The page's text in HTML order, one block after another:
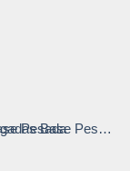
Base Pesada